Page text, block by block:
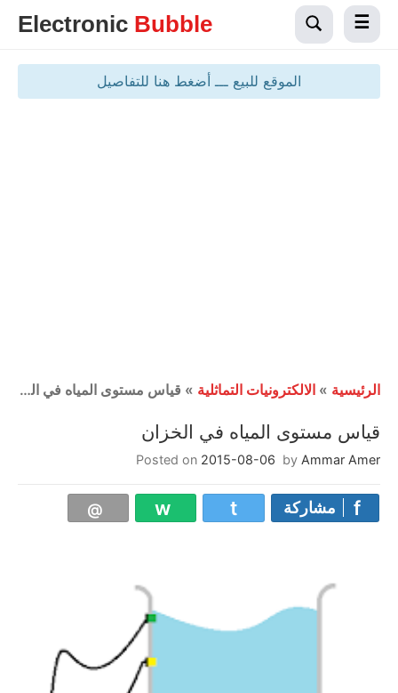
Electronic Bubble
الموقع للبيع ـــ أضغط هنا للتفاصيل
الرئيسية » الالكترونيات التماثلية » قياس مستوى المياه في الخزان
قياس مستوى المياه في الخزان
Posted on 2015-08-06 by Ammar Amer
مشاركة